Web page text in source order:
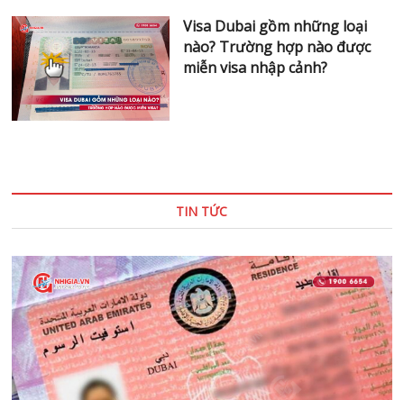
Visa Dubai gồm những loại
nào? Trường hợp nào được
miễn visa nhập cảnh?
TIN TỨC